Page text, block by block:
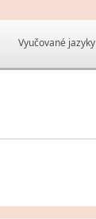
Vyučované jazyky